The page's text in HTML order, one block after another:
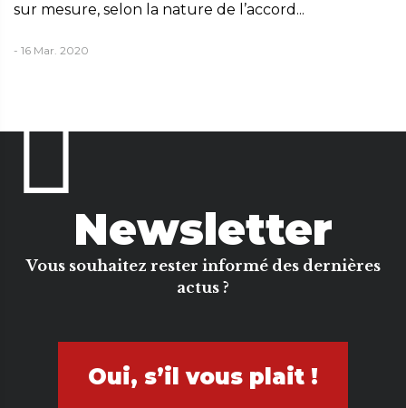
sur mesure, selon la nature de l’accord...
- 16 Mar. 2020
Newsletter
Vous souhaitez rester informé des dernières
actus ?
Oui, s’il vous plait !